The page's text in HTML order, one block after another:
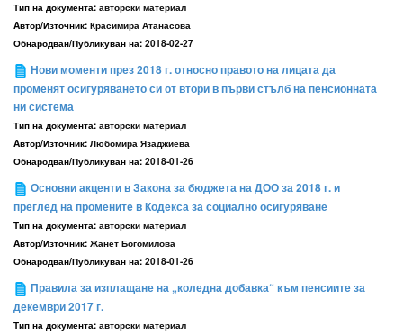
Тип на документа: авторски материал
Aвтор/Източник: Красимира Атанасова
Обнародван/Публикуван на: 2018-02-27
Нови моменти през 2018 г. относно правото на лицата да
променят осигуряването си от втори в първи стълб на пенсионната
ни система
Тип на документа: авторски материал
Aвтор/Източник: Любомира Язаджиева
Обнародван/Публикуван на: 2018-01-26
Основни акценти в Закона за бюджета на ДОО за 2018 г. и
преглед на промените в Кодекса за социално осигуряване
Тип на документа: авторски материал
Aвтор/Източник: Жанет Богомилова
Обнародван/Публикуван на: 2018-01-26
Правила за изплащане на „коледна добавка“ към пенсиите за
декември 2017 г.
Тип на документа: авторски материал